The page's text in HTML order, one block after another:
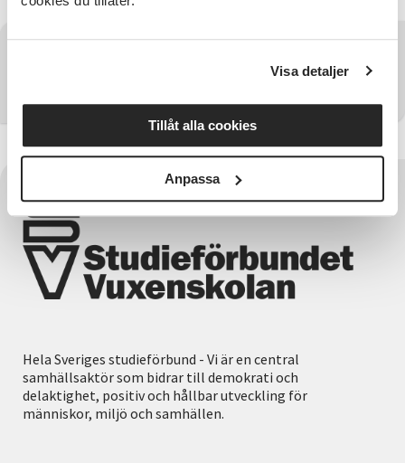
Visa detaljer
Tillåt alla cookies
Anpassa
Hela Sveriges studieförbund - Vi är en central
samhällsaktör som bidrar till demokrati och
delaktighet, positiv och hållbar utveckling för
människor, miljö och samhällen.